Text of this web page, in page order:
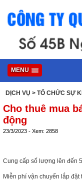
MENU
DỊCH VỤ > TỔ CHỨC SỰ
Cho thuê mua
động
23/3/2023 - Xem: 2858
Cung cấp số lượng lên đến
Miễn phí vận chuyển lắp đặt